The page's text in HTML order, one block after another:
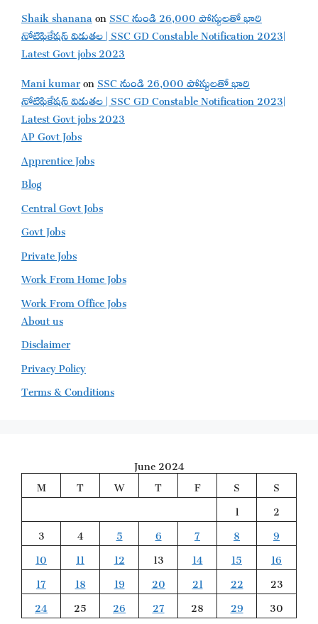
Shaik shananaonSSC నుండి 26,000 పోస్టులతో భారి
నోటిఫికేషన్ విడుతల | SSC GD Constable Notification 2023|
Latest Govt jobs 2023
Mani kumaronSSC నుండి 26,000 పోస్టులతో భారి
నోటిఫికేషన్ విడుతల | SSC GD Constable Notification 2023|
Latest Govt jobs 2023
AP Govt Jobs
Apprentice Jobs
Blog
Central Govt Jobs
Govt Jobs
Private Jobs
Work From Home Jobs
Work From Office Jobs
About us
Disclaimer
Privacy Policy
Terms & Conditions
June 2024
M
T W T F S
S
1
2
3
4 5 6 7 8
9
10
11 12 13 14 15
16
17
18 19 20 21 22
23
24
25 26 27 28 29 30